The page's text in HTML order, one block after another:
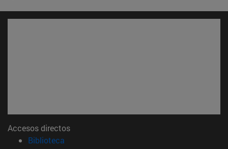
Accesos directos
Biblioteca